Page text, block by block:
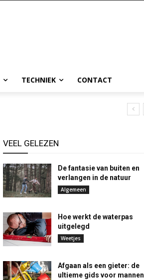
TECHNIEK CONTACT
VEEL GELEZEN
De fantasie van buiten en
verlangen in de natuur
Algemeen
Hoe werkt de waterpas
uitgelegd
Weetjes
Afgaan als een gieter: de
ultieme gids voor mannen